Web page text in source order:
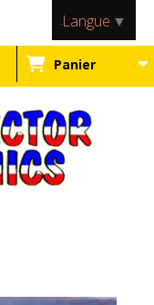
Panier
Langue ▼